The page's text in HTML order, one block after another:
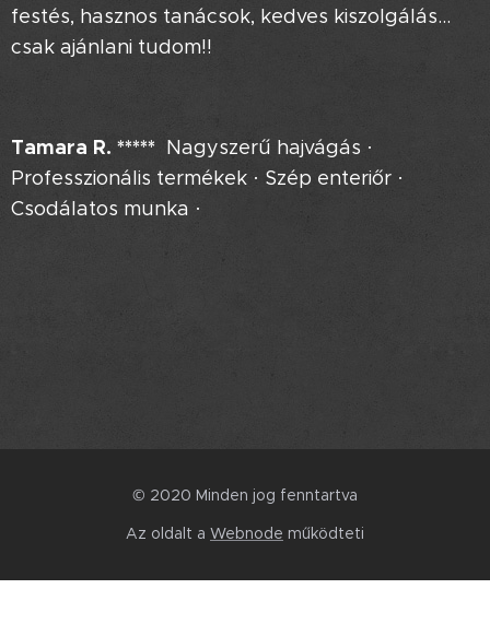
festés, hasznos tanácsok, kedves kiszolgálás...
csak ajánlani tudom!!
Tamara R. ***** Nagyszerű hajvágás ·
Professzionális termékek · Szép enteriőr ·
Csodálatos munka ·
© 2020 Minden jog fenntartva
Az oldalt a Webnode működteti